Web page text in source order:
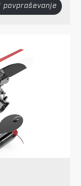
povpraševanje